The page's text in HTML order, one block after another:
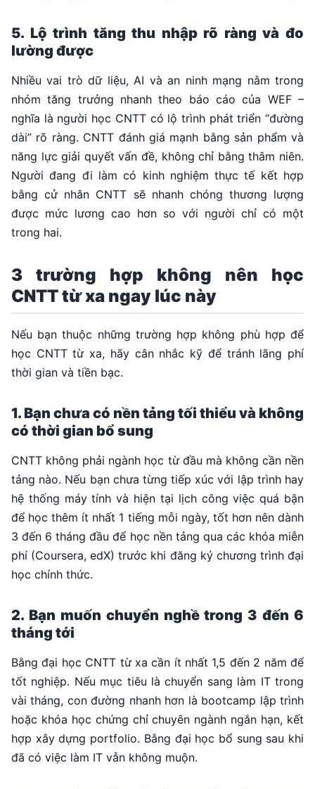
5. Lộ trình tăng thu nhập rõ ràng và đo
lường được
Nhiều vai trò dữ liệu, AI và an ninh mạng nằm trong
nhóm tăng trưởng nhanh theo báo cáo của WEF –
nghĩa là người học CNTT có lộ trình phát triển “đường
dài” rõ ràng. CNTT đánh giá mạnh bằng sản phẩm và
năng lực giải quyết vấn đề, không chỉ bằng thâm niên.
Người đang đi làm có kinh nghiệm thực tế kết hợp
bằng cử nhân CNTT sẽ nhanh chóng thương lượng
được mức lương cao hơn so với người chỉ có một
trong hai.
3 trường hợp không nên học
CNTT từ xa ngay lúc này
Nếu bạn thuộc những trường hợp không phù hợp để
học CNTT từ xa, hãy cân nhắc kỹ để tránh lãng phí
thời gian và tiền bạc.
1. Bạn chưa có nền tảng tối thiểu và không
có thời gian bổ sung
CNTT không phải ngành học từ đầu mà không cần nền
tảng nào. Nếu bạn chưa từng tiếp xúc với lập trình hay
hệ thống máy tính và hiện tại lịch công việc quá bận
để học thêm ít nhất 1 tiếng mỗi ngày, tốt hơn nên dành
3 đến 6 tháng đầu để học nền tảng qua các khóa miễn
phí (Coursera, edX) trước khi đăng ký chương trình đại
học chính thức.
2. Bạn muốn chuyển nghề trong 3 đến 6
tháng tới
Bằng đại học CNTT từ xa cần ít nhất 1,5 đến 2 năm để
tốt nghiệp. Nếu mục tiêu là chuyển sang làm IT trong
vài tháng, con đường nhanh hơn là bootcamp lập trình
hoặc khóa học chứng chỉ chuyên ngành ngắn hạn, kết
hợp xây dựng portfolio. Bằng đại học bổ sung sau khi
đã có việc làm IT vẫn không muộn.